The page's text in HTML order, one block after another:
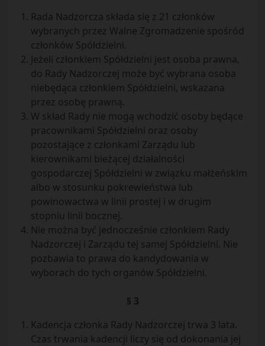
Rada Nadzorcza składa się z 21 członków
wybranych przez Walne Zgromadzenie spośród
członków Spółdzielni.
Jeżeli członkiem Spółdzielni jest osoba prawna,
do Rady Nadzorczej może być wybrana osoba
niebędąca członkiem Spółdzielni, wskazana
przez osobę prawną.
W skład Rady nie mogą wchodzić osoby będące
pracownikami Spółdzielni oraz osoby
pozostające z członkami Zarządu lub
kierownikami bieżącej działalności
gospodarczej Spółdzielni w związku małżeńskim
albo w stosunku pokrewieństwa lub
powinowactwa w linii prostej i w drugim
stopniu linii bocznej.
Nie można być jednocześnie członkiem Rady
Nadzorczej i Zarządu tej samej Spółdzielni. Nie
pozbawia to prawa do kandydowania w
wyborach do tych organów Spółdzielni.
§ 3
Kadencja członka Rady Nadzorczej trwa 3 lata.
Czas trwania kadencji liczy się od dokonania jej